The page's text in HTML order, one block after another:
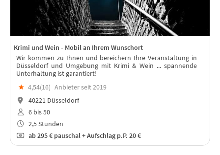
Krimi und Wein - Mobil an Ihrem Wunschort
Wir kommen zu Ihnen und bereichern Ihre Veranstaltung in
Düsseldorf und Umgebung mit Krimi & Wein ... spannende
Unterhaltung ist garantiert!
★ 4,54(16) Anbieter seit 2019
40221 Düsseldorf
6 bis 50
2,5 Stunden
ab295 € pauschal + Aufschlag p.P. 20 €